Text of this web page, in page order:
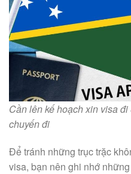
Cần lên kế hoạch xin visa
chuyến đi
Để tránh những trục trặc
visa, bạn nên ghi nhớ